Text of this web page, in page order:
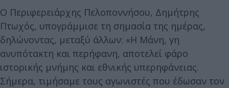
Ο Περιφερειάρχης Πελοποννήσου, Δημήτρης
Πτωχός, υπογράμμισε τη σημασία της ημέρας,
δηλώνοντας, μεταξύ άλλων: «Η Μάνη, γη
ανυπότακτη και περήφανη, αποτελεί φάρο
ιστορικής μνήμης και εθνικής υπερηφάνειας.
Σήμερα, τιμήσαμε τους αγωνιστές που έδωσαν τον